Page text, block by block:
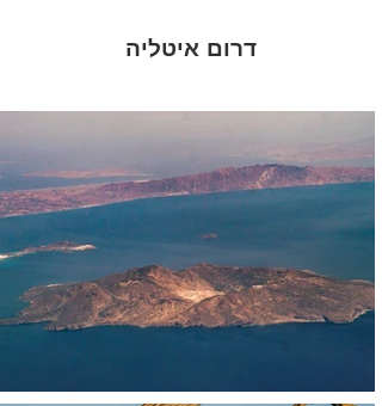
דרום איטליה